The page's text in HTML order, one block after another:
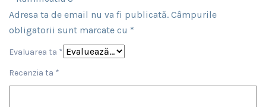
Adresa ta de email nu va fi publicată. Câmpurile
obligatorii sunt marcate cu *
Evaluarea ta *
Recenzia ta *